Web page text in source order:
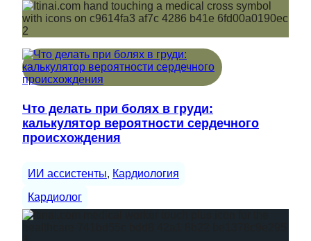
Что делать при болях в груди:
калькулятор вероятности сердечного
происхождения
ИИ ассистенты, Кардиология
Кардиолог